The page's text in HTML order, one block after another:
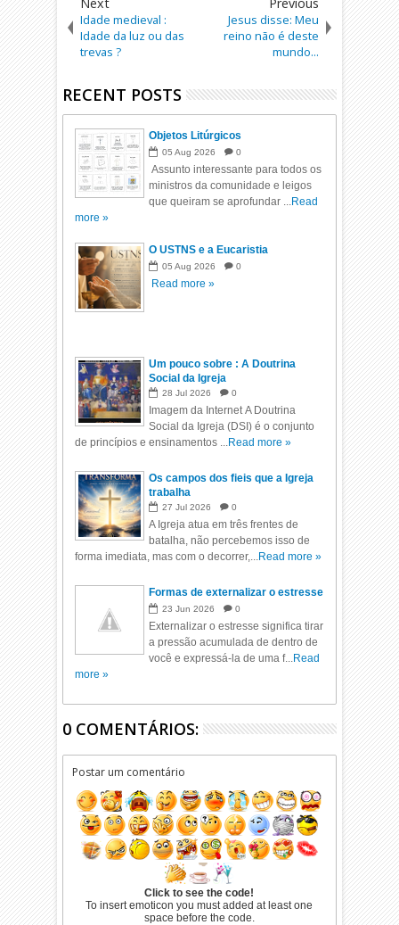
Idade medieval :
Idade da luz ou das
trevas ?
Jesus disse: Meu
reino não é deste
mundo...
RECENT POSTS
Objetos Litúrgicos
05 Aug 2026 0
Assunto interessante para todos os
ministros da comunidade e leigos
que queiram se aprofundar ...Read
more »
O USTNS e a Eucaristia
05 Aug 2026 0
Read more »
Um pouco sobre : A Doutrina
Social da Igreja
28 Jul 2026 0
Imagem da Internet A Doutrina
Social da Igreja (DSI) é o conjunto
de princípios e ensinamentos ...Read more »
Os campos dos fieis que a Igreja
trabalha
27 Jul 2026 0
A Igreja atua em três frentes de
batalha, não percebemos isso de
forma imediata, mas com o decorrer,...Read more »
Formas de externalizar o estresse
23 Jun 2026 0
Externalizar o estresse significa tirar
a pressão acumulada de dentro de
você e expressá-la de uma f...Read
more »
0 COMENTÁRIOS:
Postar um comentário
Click to see the code!
To insert emoticon you must added at least one
space before the code.